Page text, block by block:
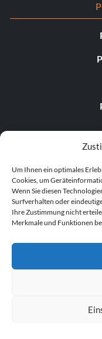
Um Ihnen ein optimales
Cookies, um
Wenn Sie diesen
Surfverhalten oder
Ihre Zustimmung nicht
Merkmale und Funktionen
© 1998–2026